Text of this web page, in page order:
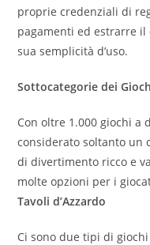
proprie credenziali di
pagamenti ed estrarre
sua semplicità d’uso.
Sottocategorie dei
Con oltre 1.000 giochi a
considerato soltanto un
di divertimento ricco e
molte opzioni per i
Tavoli d’Azzardo
Ci sono due tipi di